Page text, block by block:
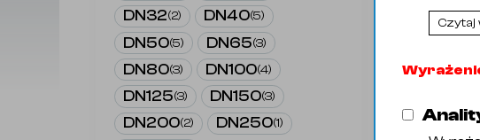
DN32(2) DN40(5)
DN50(5) DN65(3)
DN80(3) DN100(4)
DN125(3) DN150(3)
DN200(2) DN250(1)
Czytaj